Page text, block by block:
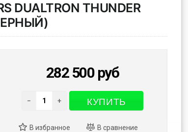
THUNDER
282 500 руб
− + КУПИТЬ